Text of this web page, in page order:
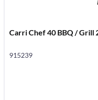
Carri Chef 40 BBQ / Grill
915239